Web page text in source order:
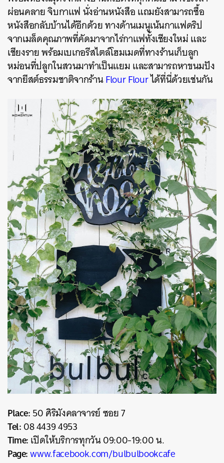
ผ่อนคลาย จิบกาแฟ นั่งอ่านหนังสือ แถมยังสามารถซื้อ
หนังสือกลับบ้านได้อีกด้วย ทางด้านเมนูเน้นกาแฟดริป
จากเมล็ดคุณภาพที่คัดมาจากไร่กาแฟทั้งเชียงใหม่ และ
เชียงราย พร้อมเบเกอรีสไตล์โฮมเมดที่ทางร้านเก็บลูก
หม่อนที่ปลูกในสวนมาทำเป็นแยม และสามารถหาขนมปัง
จากยีสต์ธรรมชาติจากร้านFlour Flourได้ที่นี่ด้วยเช่นกัน
Place:50 ศิริมังคลาจารย์ ซอย 7
Tel:08 4439 4953
Time:เปิดให้บริการทุกวัน 09:00-19:00 น.
Page:www.facebook.com/bulbulbookcafe